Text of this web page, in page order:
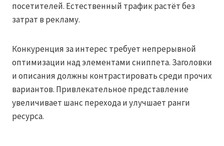
посетителей. Естественный трафик растёт без
затрат в рекламу.
Конкуренция за интерес требует непрерывной
оптимизации над элементами сниппета. Заголовки
и описания должны контрастировать среди прочих
вариантов. Привлекательное представление
увеличивает шанс перехода и улучшает ранги
ресурса.